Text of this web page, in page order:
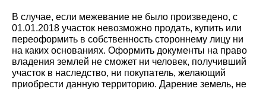
В случае, если межевание не было произведено, с
01.01.2018 участок невозможно продать, купить или
переоформить в собственность стороннему лицу ни
на каких основаниях. Оформить документы на право
владения землей не сможет ни человек, получивший
участок в наследство, ни покупатель, желающий
приобрести данную территорию. Дарение земель, не